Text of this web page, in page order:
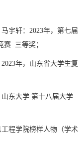
宇轩：2023年，第七届
赛 三等奖；
年，山东省大学生复
东大学 第十八届大学
程学院榜样人物（学术